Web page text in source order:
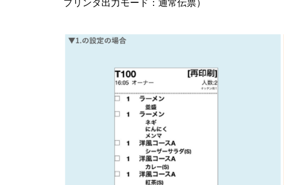
プリンタ出力モード：通常伝票）